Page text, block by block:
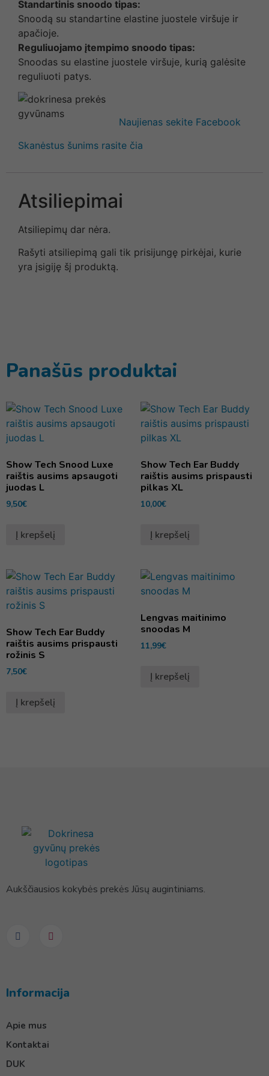
Standartinis snoodo tipas:
Snoodą su standartine elastine juostele viršuje ir
apačioje.
Reguliuojamo įtempimo snoodo tipas:
Snoodas su elastine juostele viršuje, kurią galėsite
reguliuoti patys.
Naujienas sekite Facebook
Skanėstus šunims rasite čia
Atsiliepimai
Atsiliepimų dar nėra.
Rašyti atsiliepimą gali tik prisijungę pirkėjai, kurie
yra įsigiję šį produktą.
Panašūs produktai
Show Tech Snood Luxe
raištis ausims apsaugoti
juodas L
9,50€
Į krepšelį
Show Tech Ear Buddy
raištis ausims prispausti
pilkas XL
10,00€
Į krepšelį
Show Tech Ear Buddy
raištis ausims prispausti
rožinis S
7,50€
Į krepšelį
Lengvas maitinimo
snoodas M
11,99€
Į krepšelį
Aukščiausios kokybės prekės Jūsų augintiniams.
Informacija
Apie mus
Kontaktai
DUK